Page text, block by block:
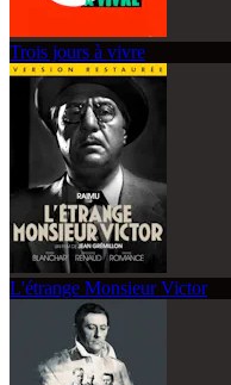
Trois jours à vivre
L'étrange Monsieur Victor